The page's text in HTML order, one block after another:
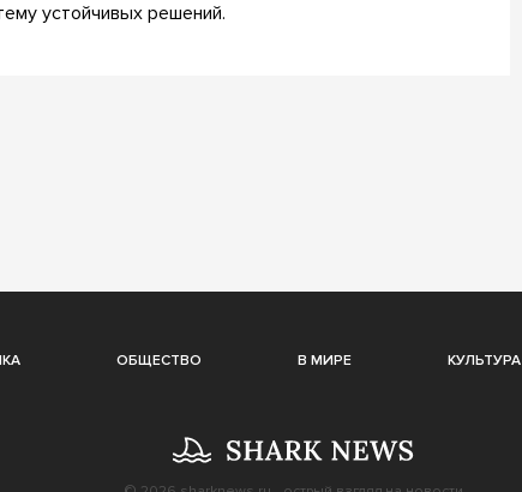
устойчивых решений.
ОБЩЕСТВО В МИРЕ КУЛЬТУРА